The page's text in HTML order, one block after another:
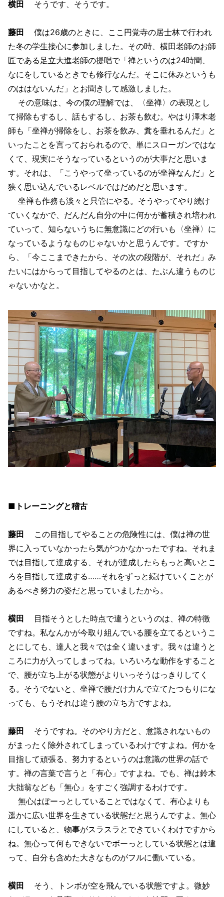
横田 そうです、そうです。
藤田 僕は26歳のときに、ここ円覚寺の居士林で行われ
た冬の学生接心に参加しました。その時、横田老師のお師
匠である足立大進老師の提唱で「禅というのは24時間、
なにをしているときでも修行なんだ。そこに休みというも
のははないんだ」とお聞きして感激しました。
その意味は、今の僕の理解では、〈坐禅〉の表現とし
て掃除もするし、話もするし、お茶も飲む。やはり澤木老
師も「坐禅が掃除をし、お茶を飲み、糞を垂れるんだ」と
いったことを言っておられるので、単にスローガンではな
くて、現実にそうなっているというのが大事だと思いま
す。それは、「こうやって坐っているのが坐禅なんだ」と
狭く思い込んでいるレベルではだめだと思います。
坐禅も作務も淡々と只管にやる。そうやってやり続け
ていくなかで、だんだん自分の中に何かが蓄積され培われ
ていって、知らないうちに無意識にどの行いも〈坐禅〉に
なっているようなものじゃないかと思うんです。ですか
ら、「今ここまできたから、その次の段階が、それだ」み
たいにはからって目指してやるのとは、たぶん違うものじ
ゃないかなと。
■トレーニングと稽古
藤田 この目指してやることの危険性には、僕は禅の世
界に入っていなかったら気がつかなかったですね。それま
では目指して達成する、それが達成したらもっと高いとこ
ろを目指して達成する……それをずっと続けていくことが
あるべき努力の姿だと思っていましたから。
横田 目指そうとした時点で違うというのは、禅の特徴
ですね。私なんかが今取り組んでいる腰を立てるというこ
とにしても、達人と我々では全く違います。我々は違うと
ころに力が入ってしまってね。いろいろな動作をすること
で、腰が立ち上がる状態がよりいっそうはっきりしてく
る。そうでないと、坐禅で腰だけ力んで立てたつもりにな
っても、もうそれは違う腰の立ち方ですよね。
藤田 そうですね。そのやり方だと、意識されないもの
がまったく除外されてしまっているわけですよね。何かを
目指して頑張る、努力するというのは意識の世界の話で
す。禅の言葉で言うと「有心」ですよね。でも、禅は鈴木
大拙翁なども「無心」をすごく強調するわけです。
無心はぼーっとしていることではなくて、有心よりも
遥かに広い世界を生きている状態だと思うんですよ。無心
にしていると、物事がスラスラとできていくわけですから
ね。無心って何もできないでボーっとしている状態とは違
って、自分も含めた大きなものがフルに働いている。
横田 そう、トンボが空を飛んでいる状態ですよ。微妙